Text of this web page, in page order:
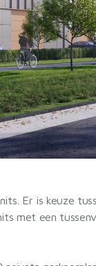
Er is keuze
met een